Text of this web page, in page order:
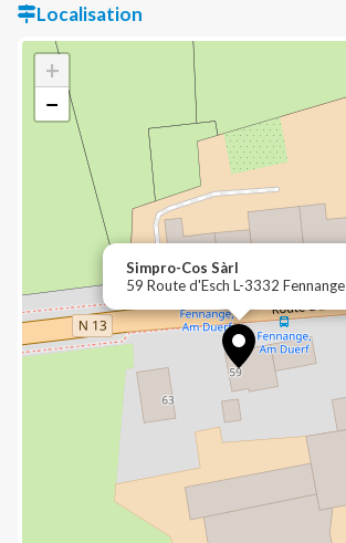
Localisation
Simpro-Cos Sàrl
59 Route d'Esch L-3332 Fennange
+
−